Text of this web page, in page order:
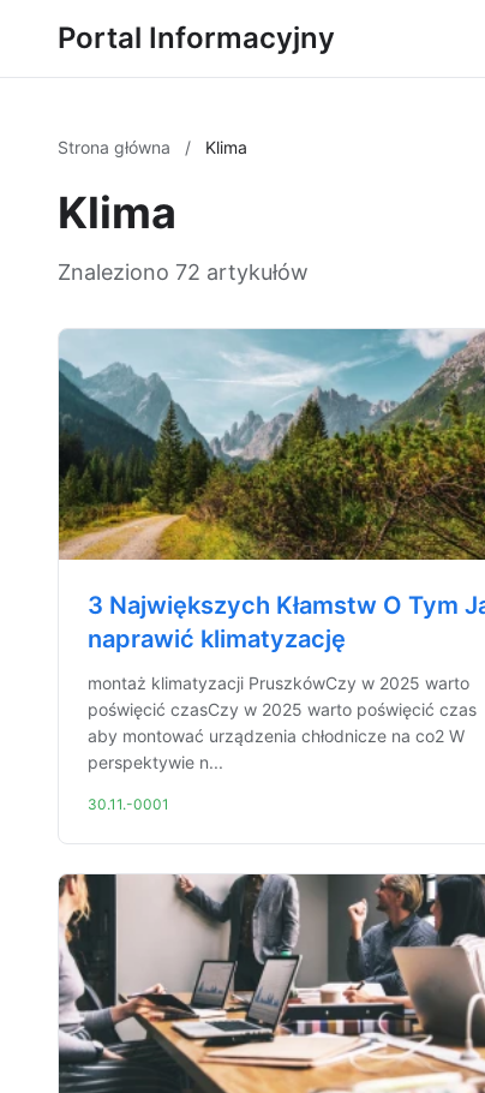
Portal Informacyjny
Strona główna / Klima
Klima
Znaleziono 72 artykułów
3 Największych Kłamstw O Tym
naprawić klimatyzację
montaż klimatyzacji PruszkówCzy w 2025 warto
poświęcić czasCzy w 2025 warto poświęcić czas
aby montować urządzenia chłodnicze na co2 W
perspektywie n...
30.11.-0001